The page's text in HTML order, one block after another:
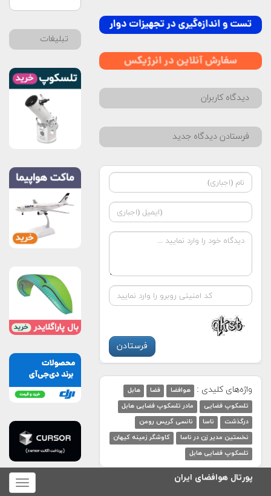
دیدگاه کاربران
فرستادن دیدگاه جدید
واژه‌های کلیدی : هوافضا فضا
هابل
تلسکوپ فضایی
مادر تلسکوپ فضایی هابل
درگذشت
ناسا
نانسی گریس رومن
نخستین مدیر زن در ناسا
کاوشگر زمینه کیهان
تلسکوپ فضایی هابل
تبلیغات
برای
پورتال هوافضای ایران